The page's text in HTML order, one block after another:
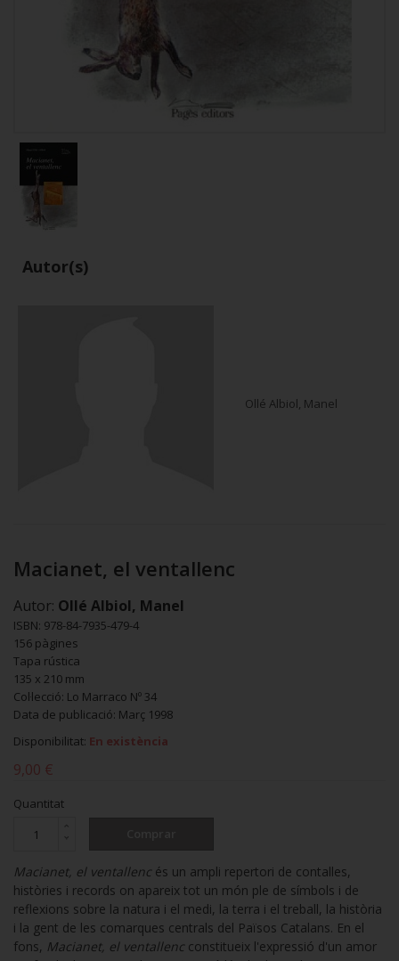
Autor(s)
Ollé Albiol, Manel
Macianet, el ventallenc
Autor: Ollé Albiol, Manel
ISBN: 978-84-7935-479-4
156 pàgines
Tapa rústica
135 x 210 mm
Col·lecció: Lo Marraco Nº 34
Data de publicació: Març 1998
Disponibilitat: En existència
9,00 €
Quantitat
Macianet, el ventallenc és un ampli repertori de contalles,
històries i records on apareix tot un món ple de símbols i de
reflexions sobre la natura i el medi, la terra i el treball, la història
i la gent de les comarques centrals del Països Catalans. En el
fons, Macianet, el ventallenc constitueix l'expressió d'un amor